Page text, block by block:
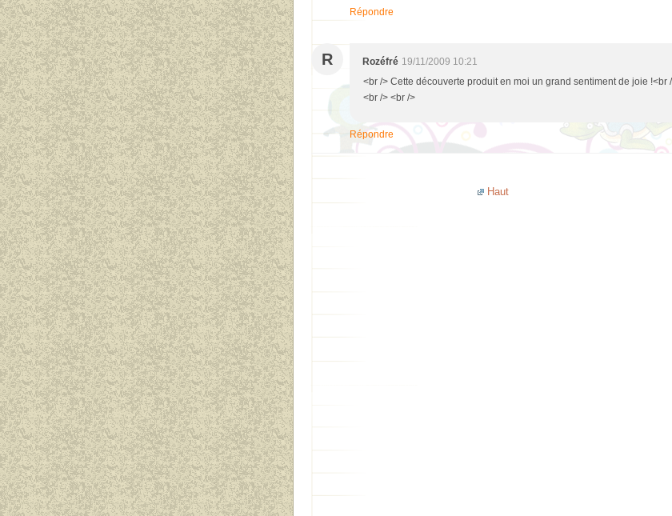
Répondre
R Rozéfré 19/11/2009 10:21
<br /> Cette découverte produit en moi un grand sentiment de joie !<br
<br /> <br />
Répondre
Haut